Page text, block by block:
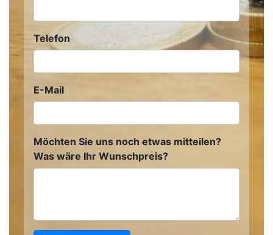
Telefon
E-Mail
Möchten Sie uns noch etwas mitteilen?
Was wäre Ihr Wunschpreis?